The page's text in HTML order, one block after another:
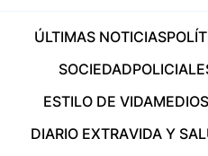
ÚLTIMAS NOTICIAS
SOCIEDAD
ESTILO DE VIDAMEDIOS
DIARIO EXTRAVIDA Y